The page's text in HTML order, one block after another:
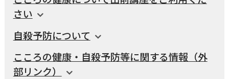
障がいのある方
各種申請書
施設・文化 事業者の方向け
横瀬町のこと 広報・メディア
さい
自殺予防について
こころの健康・自殺予防等に関する情報（外
部リンク）